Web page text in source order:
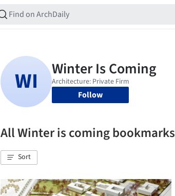
Follow
All Winter is coming bookmarks
Sort